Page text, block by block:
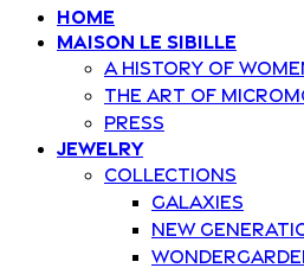
Home
Maison Le Sibille
A history of
The art of
Press
Jewelry
Collections
Galaxies
New